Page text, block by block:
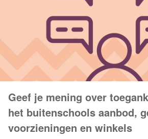
Geef je mening over
het buitenschools aanbod,
voorzieningen en winkels